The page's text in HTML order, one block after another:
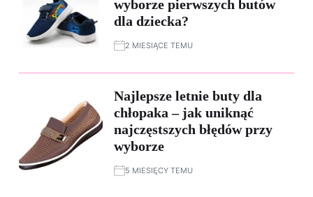
wyborze pierwszych butów
dla dziecka?
2 MIESIĄCE TEMU
Najlepsze letnie buty dla
chłopaka – jak uniknąć
najczęstszych błędów przy
wyborze
5 MIESIĘCY TEMU